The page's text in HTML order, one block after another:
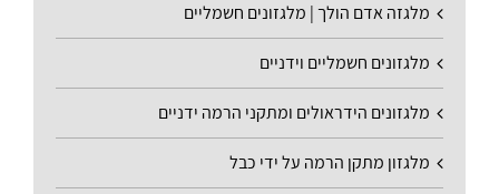
מלגזה אדם הולך | מלגזונים חשמליים
מלגזונים חשמליים וידניים
מלגזונים הידראולים ומתקני הרמה ידניים
מלגזון מתקן הרמה על ידי כבל